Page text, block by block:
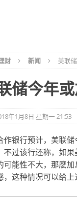
财 新闻 美联
储今年
年1月8日 星期一 21:53
作银行预计，美联
不过该行还称，如
可能性不大，那麽
，这种情况可以给上